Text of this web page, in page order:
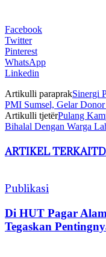
Facebook
Twitter
Pinterest
WhatsApp
Linkedin
Artikulli paraprakSinergi
PMI Sumsel, Gelar
Artikulli tjetërPulang
Bihalal Dengan Warga
ARTIKEL TERKAIT
Publikasi
Di HUT Pagar
Tegaskan